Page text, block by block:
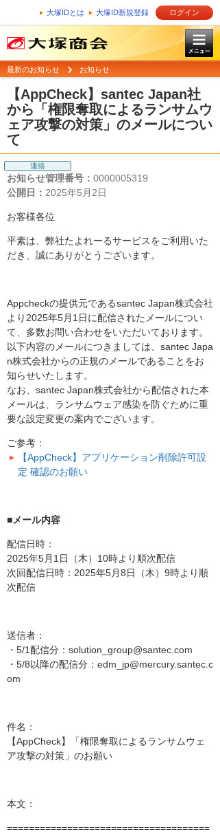
大塚IDとは 大塚ID新規登録 ログイン
最新のお知らせ お知らせ
【AppCheck】santec Japan社
から「権限奪取によるランサムウ
ェア攻撃の対策」のメールについ
て
連絡
お知らせ管理番号： 0000005319
公開日： 2025年5月2日
お客様各位
平素は、弊社たよれーるサービスをご利用いた
だき、誠にありがとうございます。
Appcheckの提供元であるsantec Japan株式会社
より2025年5月1日に配信されたメールについ
て、多数お問い合わせをいただいております。
以下内容のメールにつきましては、santec Japa
n株式会社からの正規のメールであることをお
知らせいたします。
なお、santec Japan株式会社から配信された本
メールは、ランサムウェア感染を防ぐために重
要な設定変更の案内でございます。
ご参考：
【AppCheck】アプリケーション削除許可設
定 確認のお願い
■メール内容
配信日時：
2025年5月1日（木）10時より順次配信
次回配信日時：2025年5月8日（木）9時より順
次配信
送信者：
・5/1配信分：solution_group@santec.com
・5/8以降の配信分：edm_jp@mercury.santec.c
om
件名：
【AppCheck】「権限奪取によるランサムウェ
ア攻撃の対策」のお願い
本文：
=====================================